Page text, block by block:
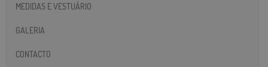
MEDIDAS E VESTUÁRIO
GALERIA
CONTACTO